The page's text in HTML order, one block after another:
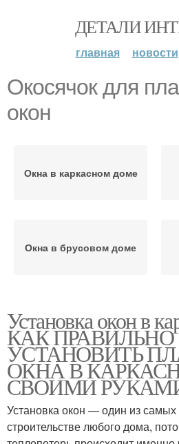
ДЕТАЛИ
главная новости
Окосячок для
окон
Окна в каркасном доме
Окна в брусовом доме
Окна в квартире
Пластиковые изделия
Установка окон в
КАК ПРАВИЛЬНО
УСТАНОВИТЬ
ОКНА В
СВОИМИ
Установка окон — один из
строительстве любого дома,